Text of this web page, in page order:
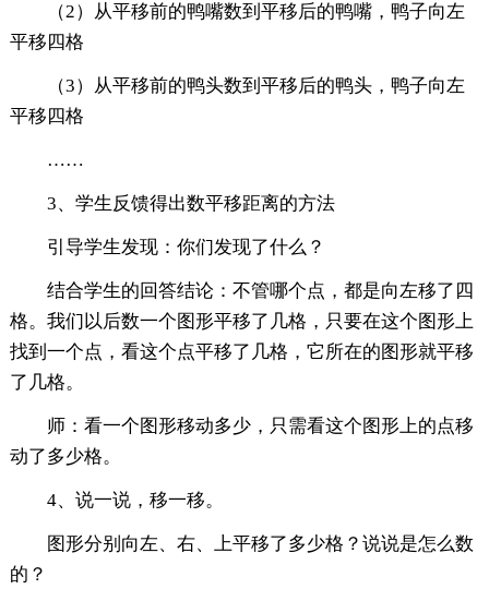
（2）从平移前的鸭嘴数到平移后的鸭嘴，鸭子向左
平移四格
（3）从平移前的鸭头数到平移后的鸭头，鸭子向左
平移四格
……
3、学生反馈得出数平移距离的方法
引导学生发现：你们发现了什么？
结合学生的回答结论：不管哪个点，都是向左移了四
格。我们以后数一个图形平移了几格，只要在这个图形上
找到一个点，看这个点平移了几格，它所在的图形就平移
了几格。
师：看一个图形移动多少，只需看这个图形上的点移
动了多少格。
4、说一说，移一移。
图形分别向左、右、上平移了多少格？说说是怎么数
的？